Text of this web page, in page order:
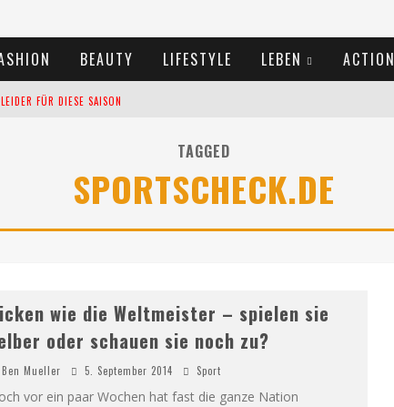
BEAUTY LIFESTYLE LEBEN ACTION
FÜR DIESE SAISON
TAGGED
SPORTSCHECK.DE
wie die Weltmeister – spielen sie
oder schauen sie noch zu?
Ben Mueller 5. September 2014 Sport
vor ein paar Wochen hat fast die ganze Nation